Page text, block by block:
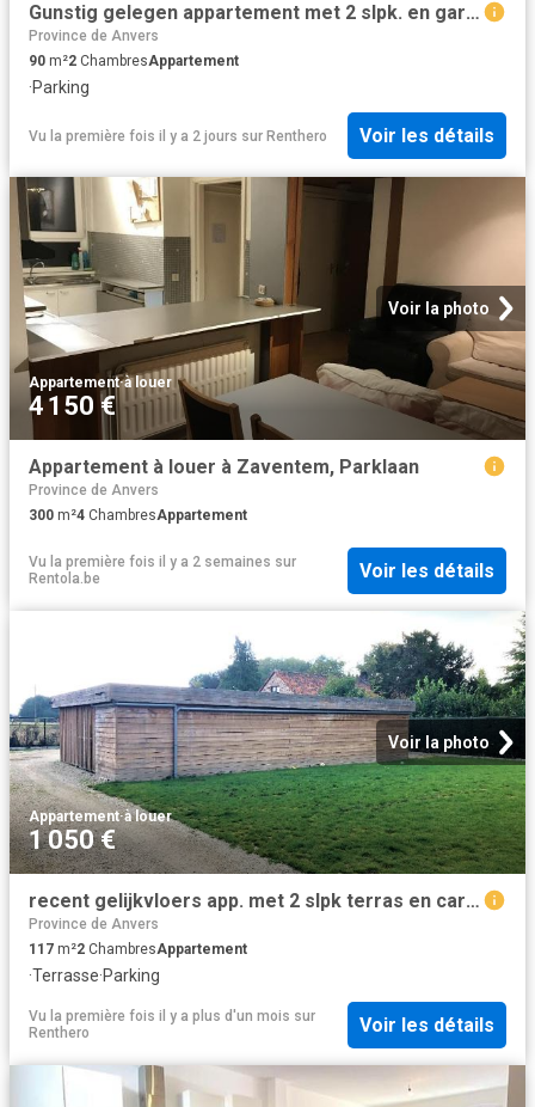
Gunstig gelegen appartement met 2 slpk. en garage te Diest
Province de Anvers
90 m²2 ChambresAppartement
·Parking
Vu la première fois il y a 2 jours sur Renthero Voir les détails
Voir la photo
Appartement·à louer
4 150 €
Appartement à louer à Zaventem, Parklaan
Province de Anvers
300 m²4 ChambresAppartement
Vu la première fois il y a 2 semaines sur
Rentola.be
Voir les détails
Voir la photo
Appartement·à louer
1 050 €
recent gelijkvloers app. met 2 slpk terras en carport
Province de Anvers
117 m²2 ChambresAppartement
·Terrasse·Parking
Vu la première fois il y a plus d'un mois sur
Renthero
Voir les détails